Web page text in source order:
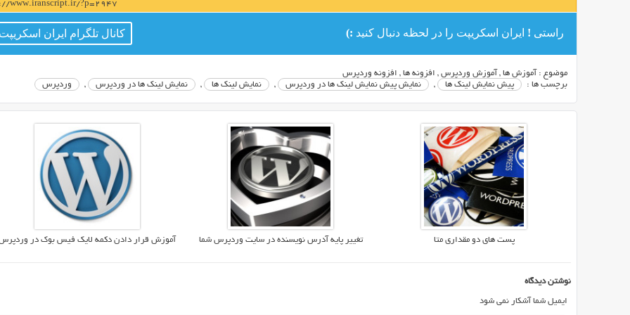
www.iranscript.ir/?p=2947
راستی ! ایران اسکریپت را در لحظه دنبال کنید :) کانال تلگرام ایران
موضوع : آموزش ها , آموزش وردپرس , افزونه ها , افزونه وردپرس
برچسب ها :
پیش نمایش لینک ها , نمایش پیش نمایش لینک ها در وردپرس , نمایش لینک ها , نمایش لینک ها در وردپرس , وردپرس
پست های دو مقداری متا تغییر پایه آدرس نویسنده در سایت وردپرس شما آموزش قرار دادن دکمه لایک فیس بوک در
نوشتن دیدگاه
ایمیل شما آشکار نمی شود